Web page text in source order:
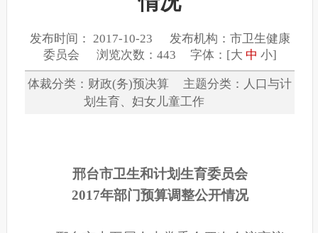
发布时间： 2017-10-23 发布机构：市卫生健康
委员会 浏览次数：443 字体：[大 中 小]
体裁分类：财政(务)预决算 主题分类：人口与计
划生育、妇女儿童工作
邢台市卫生和计划生育委员会
2017年部门预算调整公开情况